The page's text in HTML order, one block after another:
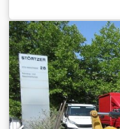
rubberen
Bedrijfstijden: 8.204
Radio Mono-uitboom
Hydraulische
Snelwisselsysteem
Rupsbanden in
450 mm breed
motor met 43 kW